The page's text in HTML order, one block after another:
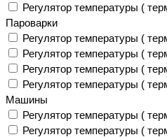
Регулятор температуры (
Пароварки
Регулятор температуры (
Регулятор температуры (
Регулятор температуры (
Регулятор температуры (
Машины
Регулятор температуры (
Регулятор температуры (